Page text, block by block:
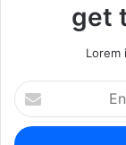
get
Lorem
E
n